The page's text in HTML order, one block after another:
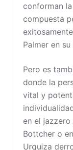
conforman
compuesta
Palmer en
Pero es
donde la
vital y
en el jazzero
Bottcher o en
Urquiza